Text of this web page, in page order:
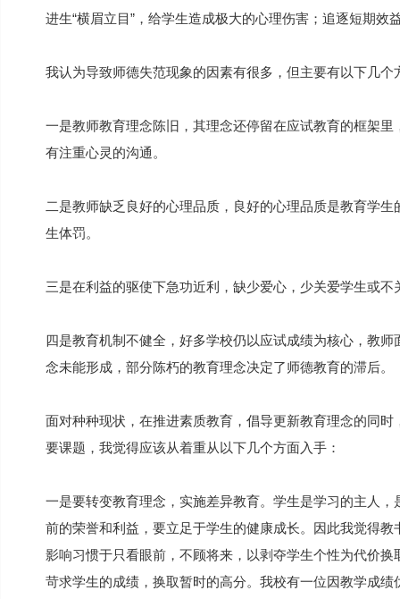
进生“横眉立目”，给学生造成极大的心理伤害；追逐短期
我认为导致师德失范现象的因素有很多，但主要有以下几个
一是教师教育理念陈旧，其理念还停留在应试教育的框架
有注重心灵的沟通。
二是教师缺乏良好的心理品质，良好的心理品质是教育学
生体罚。
三是在利益的驱使下急功近利，缺少爱心，少关爱学生或不
四是教育机制不健全，好多学校仍以应试成绩为核心，教
念未能形成，部分陈朽的教育理念决定了师德教育的滞后。
面对种种现状，在推进素质教育，倡导更新教育理念的同
要课题，我觉得应该从着重从以下几个方面入手：
一是要转变教育理念，实施差异教育。学生是学习的主人
前的荣誉和利益，要立足于学生的健康成长。因此我觉得
影响习惯于只看眼前，不顾将来，以剥夺学生个性为代价
苛求学生的成绩，换取暂时的高分。我校有一位因教学成